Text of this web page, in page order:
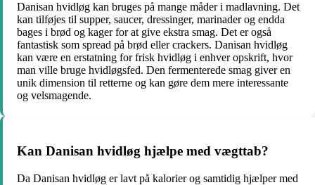
Danisan hvidløg kan bruges på mange måder i madlavning. Det
kan tilføjes til supper, saucer, dressinger, marinader og endda
bages i brød og kager for at give ekstra smag. Det er også
fantastisk som spread på brød eller crackers. Danisan hvidløg
kan være en erstatning for frisk hvidløg i enhver opskrift, hvor
man ville bruge hvidløgsfed. Den fermenterede smag giver en
unik dimension til retterne og kan gøre dem mere interessante
og velsmagende.
Kan Danisan hvidløg hjælpe med vægttab?
Da Danisan hvidløg er lavt på kalorier og samtidig hjælper med